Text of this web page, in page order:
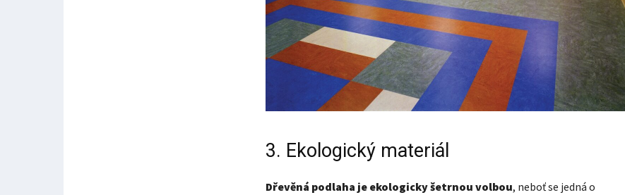
3. Ekologický materiál
Dřevěná podlaha je ekologicky šetrnou volbou, neboť se jedná o